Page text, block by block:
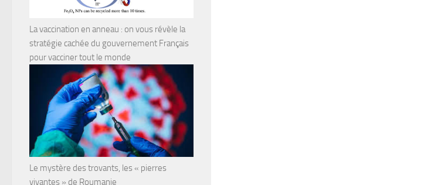
La vaccination en anneau : on vous révèle la
stratégie cachée du gouvernement Français
pour vacciner tout le monde
Le mystère des trovants, les « pierres
vivantes » de Roumanie